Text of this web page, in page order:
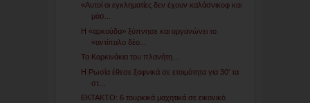
«Αυτοί οι εγκληματίες δεν έχουν καλάσνικοφ και
μάσ...
Η «αρκούδα» ξύπνησε και οργανώνει το
«αντίπαλο δέο...
Τα Καρκινάκια του πλανήτη…
Η Ρωσία έθεσε ξαφνικά σε ετοιμότητα για 30' τα
στ...
ΕΚΤΑΚΤΟ: 6 τουρκικά μαχητικά σε εικονικό